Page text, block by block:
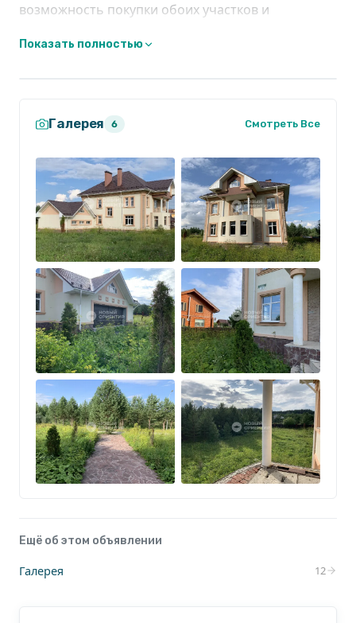
возможность покупки обоих участков и
???? Вся инфраструктура рядом, магазины, дет.
туи.
К дому примыкает гараж.
Один собственник.
Приглашаю Вас на просмотр!
Показать полностью
Галерея 6 Смотреть Все
Ещё об этом объявлении
Галерея 12